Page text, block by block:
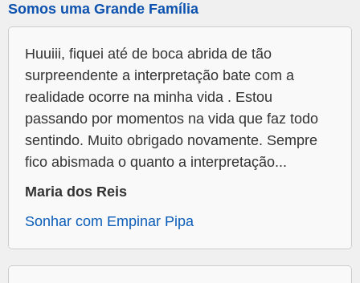
Somos uma Grande Família
Huuiii, fiquei até de boca abrida de tão
surpreendente a interpretação bate com a
realidade ocorre na minha vida . Estou
passando por momentos na vida que faz todo
sentindo. Muito obrigado novamente. Sempre
fico abismada o quanto a interpretação...
Maria dos Reis
Sonhar com Empinar Pipa